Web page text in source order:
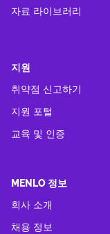
자료 라이브러리
지원
취약점 신고하기
지원 포털
교육 및 인증
MENLO 정보
회사 소개
채용 정보